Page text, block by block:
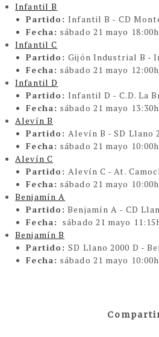
Infantil B
Partido:Infantil B - CD
Fecha: sábado 21 mayo 18:00h
Infantil C
Partido:Gijón Industrial B -
Fecha: sábado 21 mayo 12:00h
Infantil D
Partido:Infantil D - C.D. La
Fecha: sábado 21 mayo 13:30h
Alevín B
Partido:Alevín B - SD Llano
Fecha: sábado 21 mayo 10:00h
Alevín C
Partido:Alevín C - At.
Fecha: sábado 21 mayo 10:00h
Benjamín A
Partido: Benjamín A - CD
Fecha: sábado 21 mayo
Benjamín B
Partido:SD Llano 2000 D -
Fecha: sábado 21 mayo 10:00h